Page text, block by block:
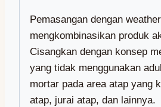
Pemasangan dengan
mengkombinasikan produk
Cisangkan dengan konsep
yang tidak menggunakan
mortar pada area atap yang
atap, jurai atap, dan lainnya.